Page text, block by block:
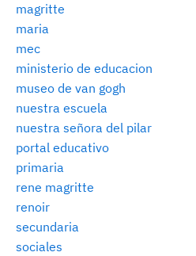
magritte
maria
mec
ministerio de educacion
museo de van gogh
nuestra escuela
nuestra señora del pilar
portal educativo
primaria
rene magritte
renoir
secundaria
sociales